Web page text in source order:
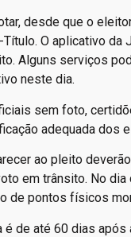
desde que o
O aplicativo da
Alguns serviços
neste dia.
sem foto,
adequada dos
ao pleito
em trânsito. No
de pontos físicos
é de até 60 dias